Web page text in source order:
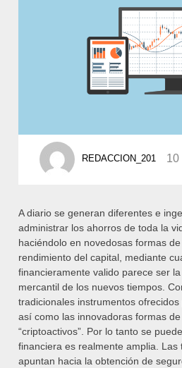
BY
REDACCION_201 10
A diario se generan diferentes e
administrar los ahorros de toda la
haciéndolo en novedosas formas
rendimiento del capital, mediante
financieramente valido parece ser
mercantil de los nuevos tiempos.
tradicionales instrumentos
así como las innovadoras formas
“criptoactivos”. Por lo tanto se
financiera es realmente amplia. Las
apuntan hacia la obtención de